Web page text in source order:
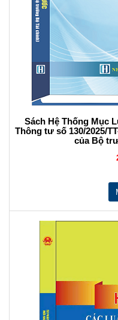
Sách Hệ Thống Mục
Thông tư số 130/2025/
của Bộ